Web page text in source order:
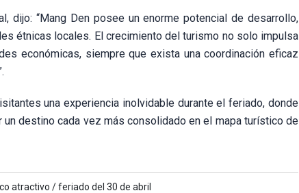
dijo: “Mang Den posee un enorme potencial de desarrollo,
étnicas locales. El crecimiento del turismo no solo impulsa
económicas, siempre que exista una coordinación eficaz
una experiencia inolvidable durante el feriado, donde
destino cada vez más consolidado en el mapa turístico de
atractivo /feriado del 30 de abril